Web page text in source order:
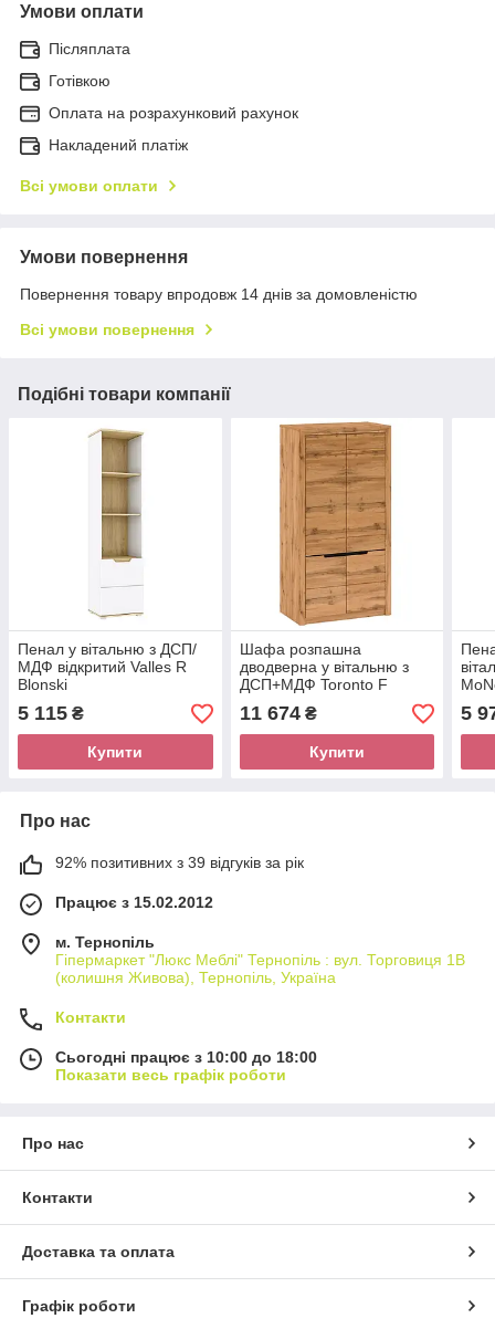
Умови оплати
Післяплата
Готівкою
Оплата на розрахунковий рахунок
Накладений платіж
Всі умови оплати
Умови повернення
Повернення товару впродовж 14 днів за домовленістю
Всі умови повернення
Подібні товари компанії
Пенал у вітальню з ДСП/
МДФ відкритий Valles R
Blonski
5 115 ₴
Купити
Шафа розпашна
дводверна у вітальню з
ДСП+МДФ Toronto F
Blonski
11 674₴
Купити
5
Про нас
92% позитивних з 39 відгуків за рік
Працює з 15.02.2012
м. Тернопіль
Гіпермаркет "Люкс Меблі" Тернопіль : вул. Торговиця 1В
(колишня Живова), Тернопіль, Україна
Контакти
Сьогодні працює з 10:00 до 18:00
Показати весь графік роботи
Про нас
Контакти
Доставка та оплата
Графік роботи